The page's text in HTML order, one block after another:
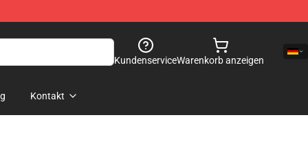
KundenserviceWarenkorb anzeigen
Kontakt